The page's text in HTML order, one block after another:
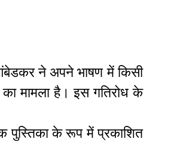
ने अपने भाषण में किसी
मामला है। इस गतिरोध के
पुस्तिका के रूप में प्रकाशित